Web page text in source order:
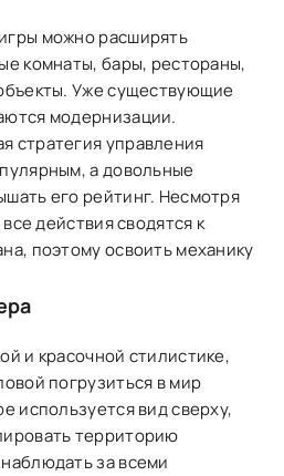
можно расширять
комнаты, бары, рестораны,
Уже существующие
модернизации.
стратегия управления
а довольные
его рейтинг. Несмотря
действия сводятся к
поэтому освоить механику
и красочной стилистике,
погрузиться в мир
используется вид сверху,
территорию
за всеми